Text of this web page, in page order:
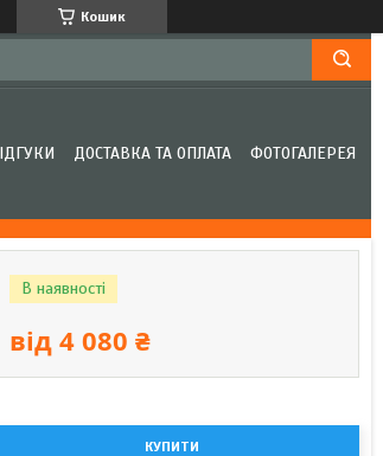
Кошик
ДОСТАВКА ТА ОПЛАТА ФОТОГАЛЕРЕЯ
В наявності
від 4 080 ₴
КУПИТИ